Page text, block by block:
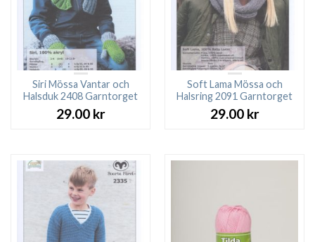
Siri Mössa Vantar och
Halsduk 2408 Garntorget
29.00 kr
Soft Lama Mössa och
Halsring 2091 Garntorget
29.00 kr